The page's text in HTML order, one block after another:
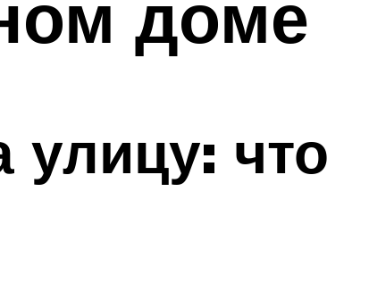
улицу: что